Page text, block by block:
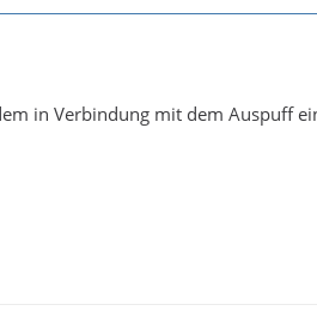
in Verbindung mit dem Auspuff